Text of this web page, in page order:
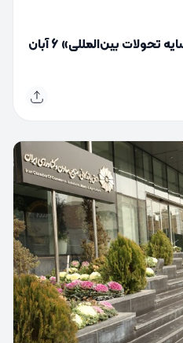
سمینار «مدیریت نسل 4 در سایه تحولات بین‌المللی» 6 آبان